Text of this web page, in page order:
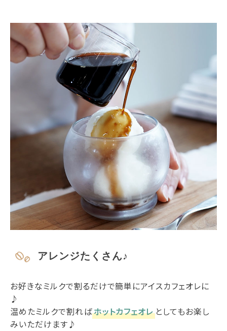
アレンジたくさん♪
お好きなミルクで割るだけで簡単にアイスカフェオレに
♪
温めたミルクで割ればホットカフェオレ としてもお楽し
みいただけます♪